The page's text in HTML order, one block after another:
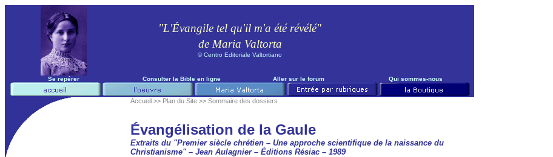
"L'Évangile tel qu'il m'a été révélé"
de Maria Valtorta
©Centro Editoriale Valtortiano
Se repérer Consulter la Bible en ligne Aller sur le forum Qui sommes-nous
Accueil >> Plan du Site >> Sommaire des dossiers
Évangélisation de la Gaule
Extraits du "Premier siècle chrétien – Une approche scientifique de la naissance du
Christianisme" – Jean Aulagnier – ÉditionsRésiac – 1989